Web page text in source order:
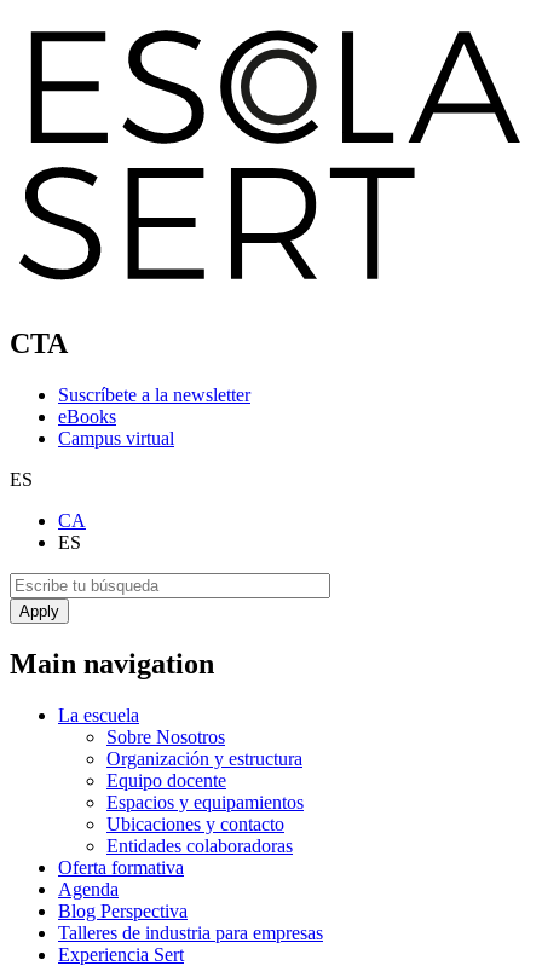
CTA
Suscríbete a la newsletter
eBooks
Campus virtual
ES
CA
ES
Main navigation
La escuela
Sobre Nosotros
Organización y estructura
Equipo docente
Espacios y equipamientos
Ubicaciones y contacto
Entidades colaboradoras
Oferta formativa
Agenda
Blog Perspectiva
Talleres de industria para empresas
Experiencia Sert